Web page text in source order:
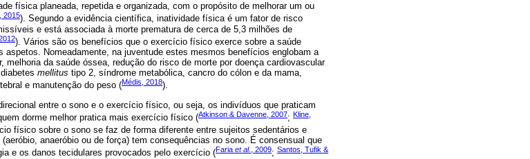
física planeada, repetida e organizada, com o propósito de melhorar um ou
2015). Segundo a evidência científica, inatividade física é um fator de risco
e está associada à morte prematura de cerca de 5,3 milhões de
). Vários são os benefícios que o exercício físico exerce sobre a saúde
aspetos. Nomeadamente, na juventude estes mesmos benefícios englobam a
melhoria da saúde óssea, redução do risco de morte por doença cardiovascular
mellitus tipo 2, síndrome metabólica, cancro do cólon e da mama,
e manutenção do peso (Médis, 2018).
entre o sono e o exercício físico, ou seja, os indivíduos que praticam
dorme melhor pratica mais exercício físico (Atkinson & Davenne, 2007; Kline,
físico sobre o sono se faz de forma diferente entre sujeitos sedentários e
anaeróbio ou de força) tem consequências no sono. É consensual que
e os danos tecidulares provocados pelo exercício (Faria et al., 2009; Santos, Tufik &